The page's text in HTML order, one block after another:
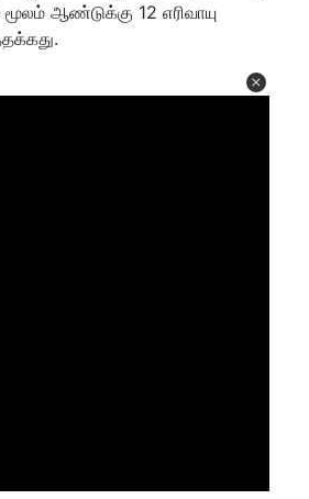
ஆண்டுக்கு 12 எரிவாயு